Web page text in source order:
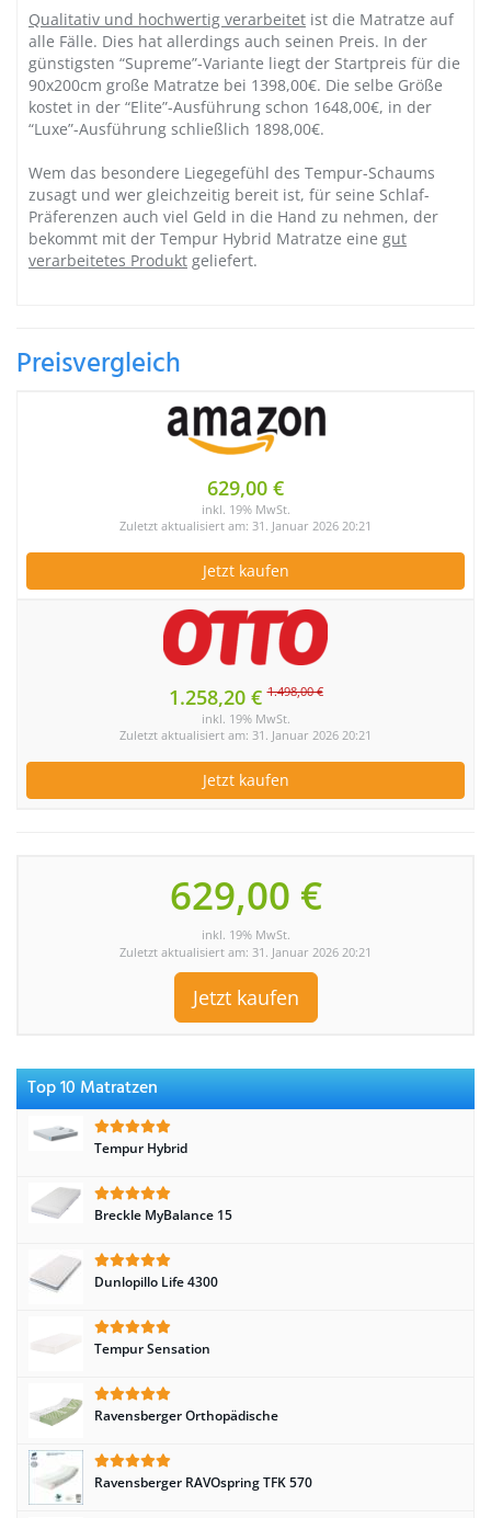
Qualitativ und hochwertig verarbeitet ist die Matratze auf
alle Fälle. Dies hat allerdings auch seinen Preis. In der
günstigsten “Supreme”-Variante liegt der Startpreis für die
90x200cm große Matratze bei 1398,00€. Die selbe Größe
kostet in der “Elite”-Ausführung schon 1648,00€, in der
“Luxe”-Ausführung schließlich 1898,00€.
Wem das besondere Liegegefühl des Tempur-Schaums
zusagt und wer gleichzeitig bereit ist, für seine Schlaf-
Präferenzen auch viel Geld in die Hand zu nehmen, der
bekommt mit der Tempur Hybrid Matratze eine gut
verarbeitetes Produkt geliefert.
Preisvergleich
629,00 €
inkl. 19% MwSt.
Zuletzt aktualisiert am: 31. Januar 2026 20:21
Jetzt kaufen
1.258,20 €1.498,00 €
inkl. 19% MwSt.
Zuletzt aktualisiert am: 31. Januar 2026 20:21
Jetzt kaufen
629,00 €
inkl. 19% MwSt.
Zuletzt aktualisiert am: 31. Januar 2026 20:21
Jetzt kaufen
Top 10 Matratzen
Tempur Hybrid
Breckle MyBalance 15
Dunlopillo Life 4300
Tempur Sensation
Ravensberger Orthopädische
Ravensberger RAVOspring TFK 570